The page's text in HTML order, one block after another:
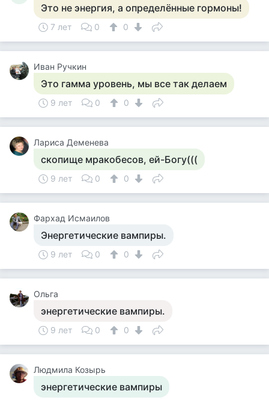
Это не энергия, а определённые гормоны!
7 лет 0 0
Иван Ручкин
Это гамма уровень, мы все так делаем
9 лет 0 0
Лариса Деменева
скопище мракобесов, ей-Богу(((
9 лет 0 0
Фархад Исмаилов
Энергетические вампиры.
9 лет 0 0
Ольга
энергетические вампиры.
9 лет 0 0
Людмила Козырь
энергетические вампиры